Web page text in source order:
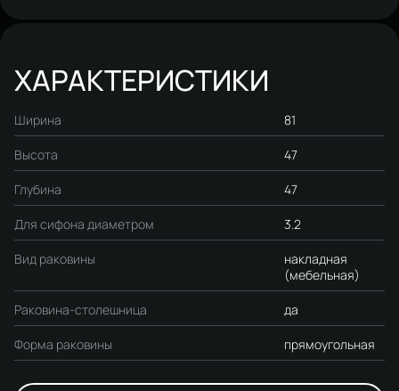
ХАРАКТЕРИСТИКИ
Ширина 81
Высота 47
Глубина 47
Для сифона диаметром 3.2
Вид раковины
накладная
(мебельная)
Раковина-столешница да
Форма раковины прямоугольная